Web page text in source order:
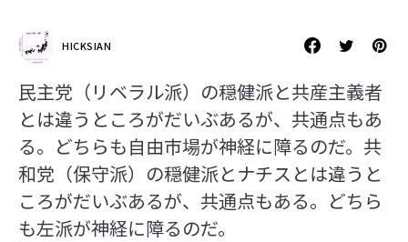
HICKSIAN
民主党（リベラル派）の穏健派と共産主義者
とは違うところがだいぶあるが、共通点もあ
る。どちらも自由市場が神経に障るのだ。共
和党（保守派）の穏健派とナチスとは違うと
ころがだいぶあるが、共通点もある。どちら
も左派が神経に障るのだ。